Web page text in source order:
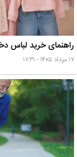
راهنمای خرید لباس
۱۷ مرداد ۱۴۰۵ - ۱۷:۳۱